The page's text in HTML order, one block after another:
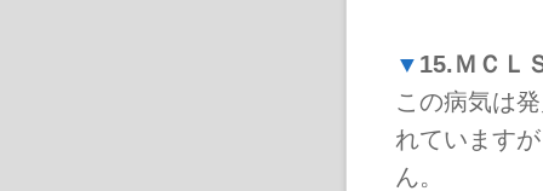
▼ 15.ＭＣＬ
この病気は
れています
ん。